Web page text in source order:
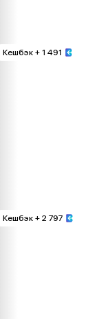
Кешбэк + 1 491
Кешбэк + 2 797